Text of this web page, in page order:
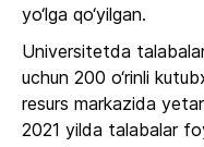
yo‘lga qo‘yilgan.
Universitetda
uchun 200 o‘rinli
resurs markazida
2021 yilda talabalar